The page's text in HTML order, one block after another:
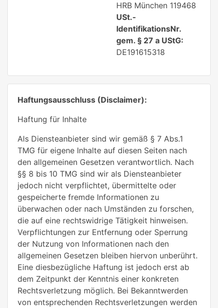
HRB München 119468
USt.-
IdentifikationsNr.
gem. § 27 a UStG:
DE191615318
Haftungsausschluss (Disclaimer):
Haftung für Inhalte
Als Diensteanbieter sind wir gemäß § 7 Abs.1
TMG für eigene Inhalte auf diesen Seiten nach
den allgemeinen Gesetzen verantwortlich. Nach
§§ 8 bis 10 TMG sind wir als Diensteanbieter
jedoch nicht verpflichtet, übermittelte oder
gespeicherte fremde Informationen zu
überwachen oder nach Umständen zu forschen,
die auf eine rechtswidrige Tätigkeit hinweisen.
Verpflichtungen zur Entfernung oder Sperrung
der Nutzung von Informationen nach den
allgemeinen Gesetzen bleiben hiervon unberührt.
Eine diesbezügliche Haftung ist jedoch erst ab
dem Zeitpunkt der Kenntnis einer konkreten
Rechtsverletzung möglich. Bei Bekanntwerden
von entsprechenden Rechtsverletzungen werden